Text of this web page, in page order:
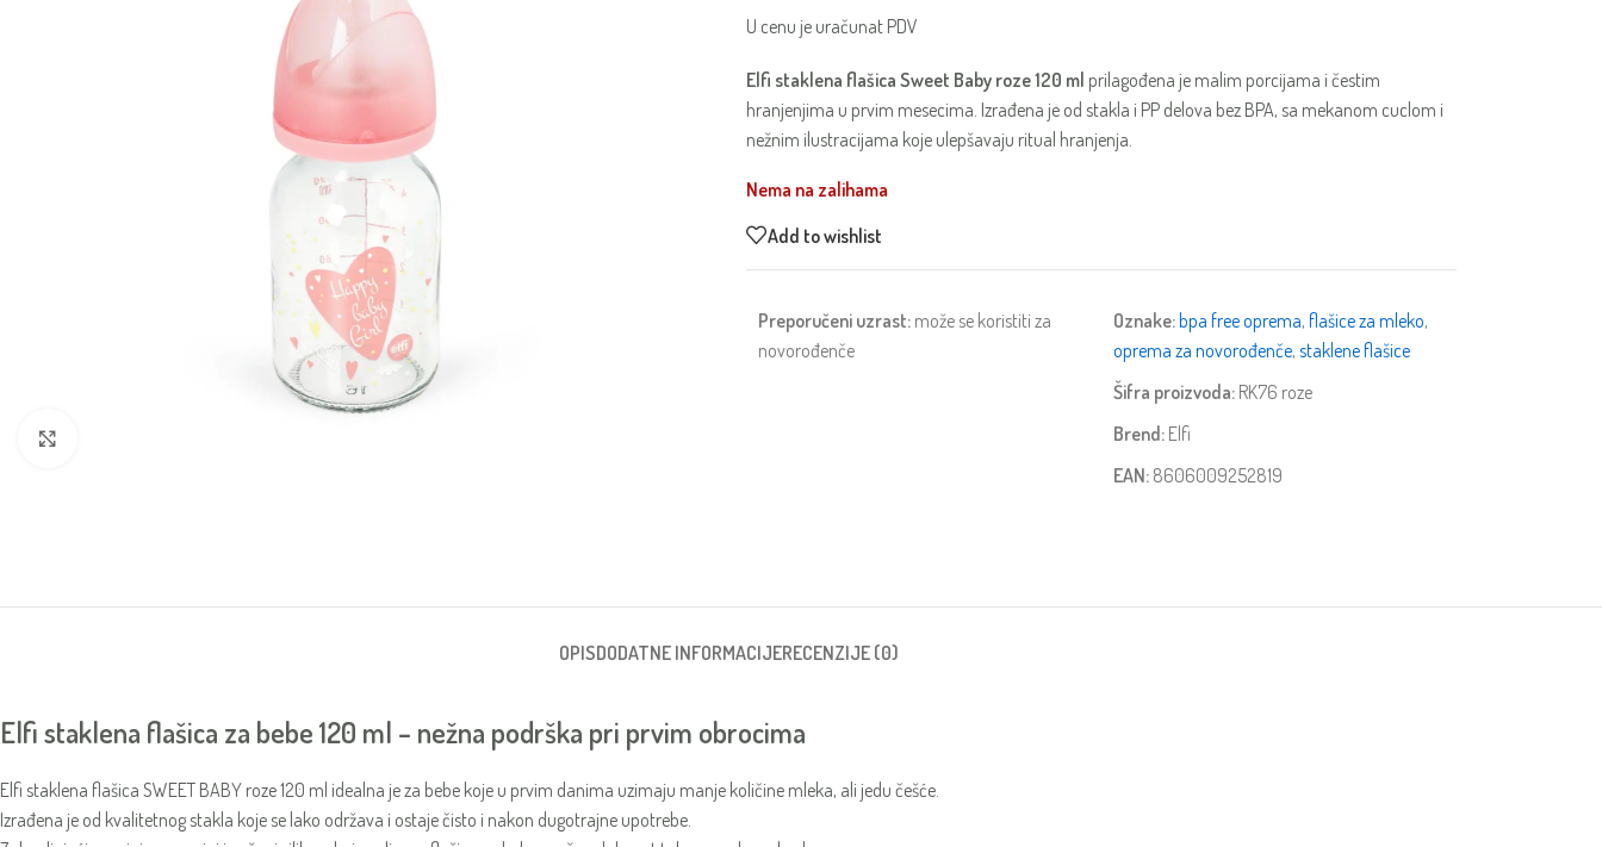
U cenu je uračunat PDV
Elfi staklena flašica Sweet Baby roze 120 ml prilagođena je malim porcijama i čestim
hranjenjima u prvim mesecima. Izrađena je od stakla i PP delova bez BPA, sa mekanom cuclom i
nežnim ilustracijama koje ulepšavaju ritual hranjenja.
Nema na zalihama
Add to wishlist
Preporučeni uzrast:može se koristiti za
novorođenče
Oznake: bpa free oprema, flašice za mleko,
oprema za novorođenče, staklene flašice
Šifra proizvoda:RK76 roze
Brend:Elfi
EAN:8606009252819
OPISDODATNE INFORMACIJERECENZIJE (0)
Elfi staklena flašica za bebe 120 ml – nežna podrška pri prvim obrocima
Elfi staklena flašica SWEET BABY roze 120 ml idealna je za bebe koje u prvim danima uzimaju manje količine mleka, ali jedu češće.
Izrađena je od kvalitetnog stakla koje se lako održava i ostaje čisto i nakon dugotrajne upotrebe.